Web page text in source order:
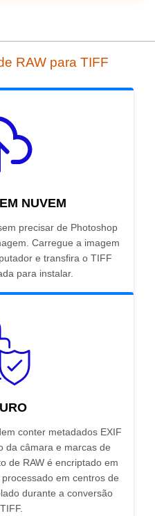
RAW para TIFF
NUVEM
precisar de Photoshop
Carregue a imagem
e transfira o TIFF
para instalar.
conter metadados EXIF
da câmara e marcas de
de RAW é encriptado em
em centros de
durante a conversão